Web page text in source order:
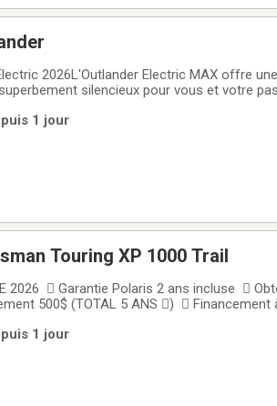
2026L'Outlander Electric MAX offre
silencieux pour vous et votre
1 jour
Touring XP 1000 Trail
2026  Garantie Polaris 2 ans incluse 
500$ (TOTAL 5 ANS )  Financement
Confort 2 places  Le Polaris Sportsman
1 jour